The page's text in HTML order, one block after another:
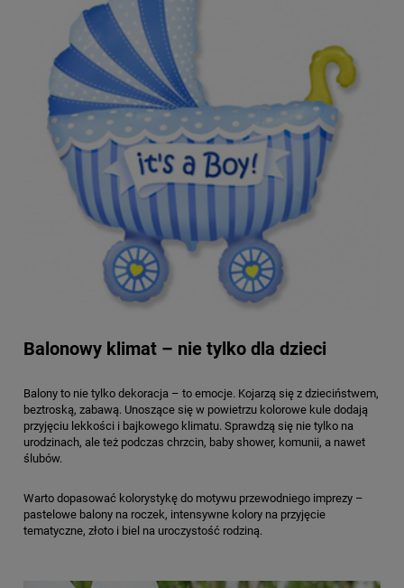
Balonowy klimat – nie tylko dla dzieci
Balony to nie tylko dekoracja – to emocje. Kojarzą się z dzieciństwem,
beztroską, zabawą. Unoszące się w powietrzu kolorowe kule dodają
przyjęciu lekkości i bajkowego klimatu. Sprawdzą się nie tylko na
urodzinach, ale też podczas chrzcin, baby shower, komunii, a nawet
ślubów.
Warto dopasować kolorystykę do motywu przewodniego imprezy –
pastelowe balony na roczek, intensywne kolory na przyjęcie
tematyczne, złoto i biel na uroczystość rodziną.